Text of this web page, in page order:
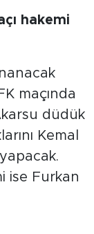
hakemi
maçında
düdük
Kemal
ise Furkan